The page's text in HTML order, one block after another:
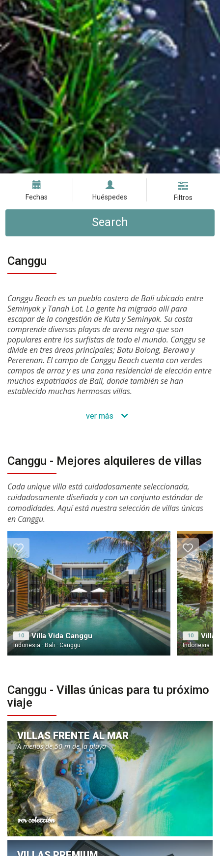
Fechas Huéspedes Filtros
Search
Canggu
Canggu Beach es un pueblo costero de Bali ubicado entre
Seminyak y Tanah Lot. La gente ha migrado allí para
escapar de la congestión de Kuta y Seminyak. Su costa
comprende diversas playas de arena negra que son
populares entre los surfistas de todo el mundo. Canggu se
divide en tres áreas principales; Batu Bolong, Berawa y
Pererenan. El campo de Canggu Beach cuenta con verdes
campos de arroz y es una zona residencial de elección entre
muchos expatriados de Bali, donde también se han
establecido muchas hermosas villas.
ver más
Canggu - Mejores alquileres de villas
Cada unique villa está cuidadosamente seleccionada,
cuidadosamente diseñada y con un conjunto estándar de
comodidades. Aquí está nuestra selección de villas únicas
en Canggu.
10 Villa Vida Canggu
Indonesia · Bali · Canggu
10 Villa
Indonesia ·
Canggu - Villas únicas para tu próximo
viaje
VILLAS FRENTE AL MAR
A menos de 50 m de la playa
ver colección